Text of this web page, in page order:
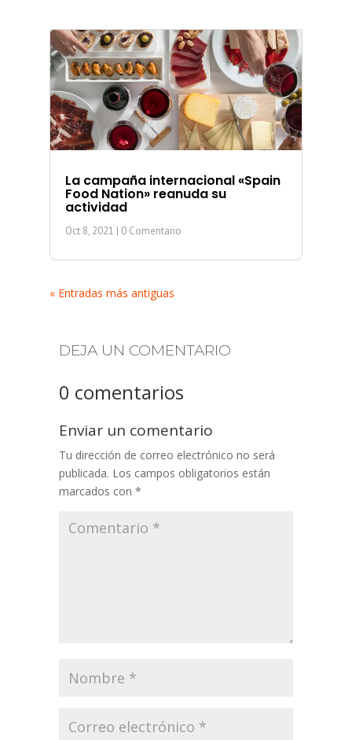
La campaña internacional «Spain
Food Nation» reanuda su
actividad
Oct 8, 2021 | 0 Comentario
« Entradas más antiguas
DEJA UN COMENTARIO
0 comentarios
Enviar un comentario
Tu dirección de correo electrónico no será
publicada. Los campos obligatorios están
marcados con *